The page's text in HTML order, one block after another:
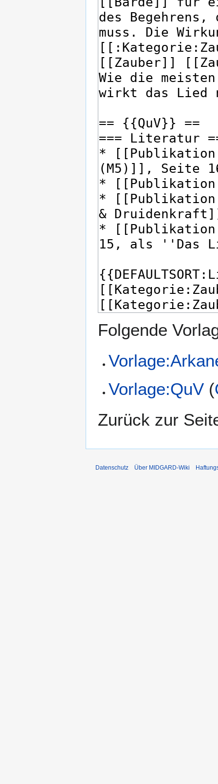
Folgende
Vorlage:QuV (
Zurück zur
Datenschutz Über MIDGARD-Wiki